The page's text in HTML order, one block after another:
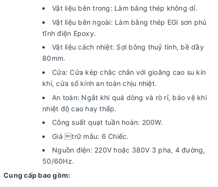
Vật liệu bên trong: Làm bằng thép không dỉ.
Vật liệu bên ngoài: Làm bằng thép EGI sơn phủ
tĩnh điện Epoxy.
Vật liệu cách nhiệt: Sợi bông thuỷ tinh, bề dầy
80mm.
Cửa: Cửa kép chắc chắn với gioăng cao su kín
khí, cửa sổ kính an toàn chịu nhiệt.
An toàn: Ngắt khi quá dòng và rò rỉ, bảo vệ khi
nhiệt độ cao hay thấp.
Công suất quạt tuần hoàn: 200W.
Giá trữ mẫu: 6 Chiếc.
Nguồn điện: 220V hoặc 380V 3 pha, 4 đường,
50/60Hz.
Cung cấp bao gồm: